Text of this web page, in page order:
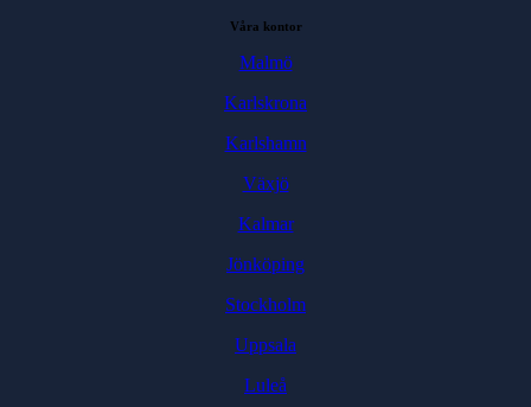
Våra kontor
Malmö
Karlskrona
Karlshamn
Växjö
Kalmar
Jönköping
Stockholm
Uppsala
Luleå